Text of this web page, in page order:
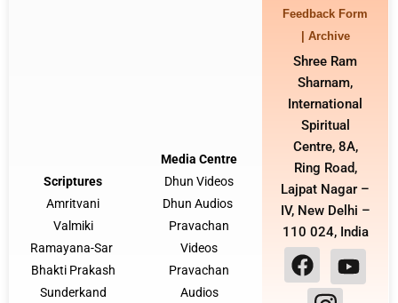
Scriptures
Amritvani
Valmiki
Ramayana-Sar
Bhakti Prakash
Sunderkand
Media Centre
Dhun Videos
Dhun Audios
Pravachan
Videos
Pravachan
Audios
Feedback Form
| Archive
Shree Ram
Sharnam,
International
Spiritual
Centre, 8A,
Ring Road,
Lajpat Nagar –
IV, New Delhi –
110 024, India
F
Y